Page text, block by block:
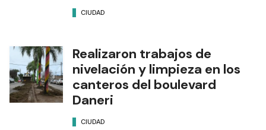
CIUDAD
Realizaron trabajos de
nivelación y limpieza en los
canteros del boulevard
Daneri
CIUDAD